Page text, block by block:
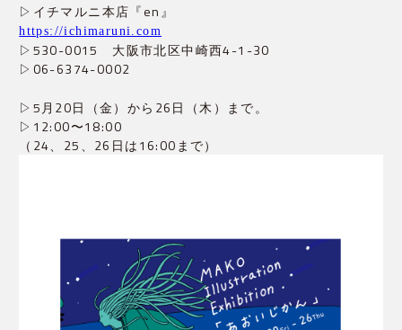
▷イチマルニ本店『en』
https://ichimaruni.com
▷530-0015　大阪市北区中崎西4-1-30
▷06-6374-0002
▷5月20日（金）から26日（木）まで。
▷12:00〜18:00
（24、25、26日は16:00まで）